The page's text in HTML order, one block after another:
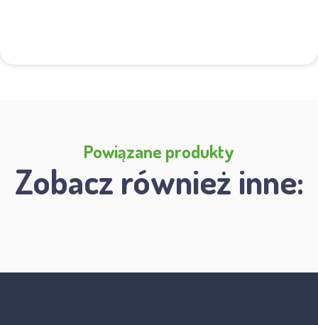
Powiązane produkty
Zobacz również inne: